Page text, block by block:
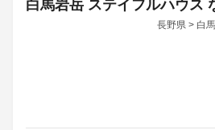
白馬岩岳 ステイフルハウス
長野県 > 白